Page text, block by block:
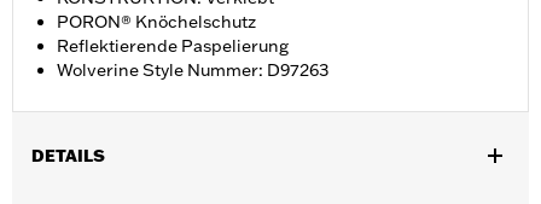
PORON® Knöchelschutz
Reflektierende Paspelierung
Wolverine Style Nummer: D97263
DETAILS